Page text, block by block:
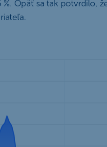
Opäť sa tak potvrdilo,